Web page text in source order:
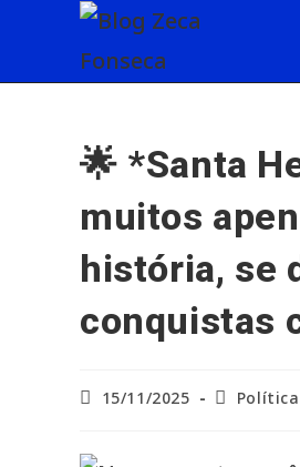
🌟 *Santa
muitos
história, se
conquistas
Post15/11/2025
Categoria